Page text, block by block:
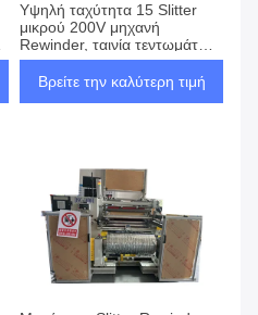
Υψηλή ταχύτητα 15 Slitter
μικρού 200V μηχανή
Rewinder, ταινία τεντωμάτων
που ξανατυλίγει τη μηχανή
Βρείτε την καλύτερη τιμή